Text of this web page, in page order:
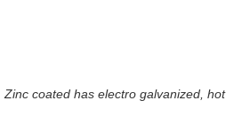
Zinc coated has electro galvanized, hot